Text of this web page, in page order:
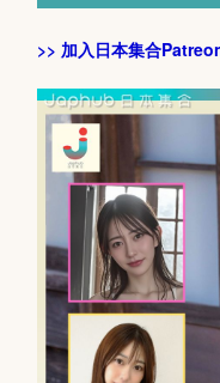
>> 加入日本集合